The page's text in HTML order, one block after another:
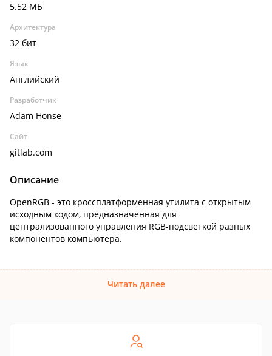
5.52 МБ
Архитектура
32 бит
Язык
Английский
Разработчик
Adam Honse
Сайт
gitlab.com
Описание
OpenRGB - это кроссплатформенная утилита с открытым
исходным кодом, предназначенная для
централизованного управления RGB-подсветкой разных
компонентов компьютера.
Читать далее